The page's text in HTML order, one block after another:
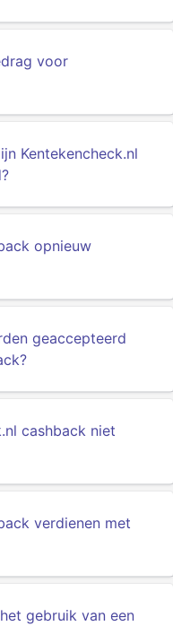
voor
Kentekencheck.nl
opnieuw
geaccepteerd
cashback niet
verdienen met
gebruik van een